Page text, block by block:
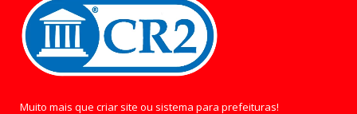
Muito mais que criar site ou sistema para prefeituras!